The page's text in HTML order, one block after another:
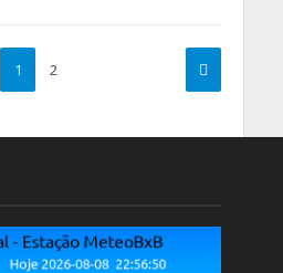
1 2